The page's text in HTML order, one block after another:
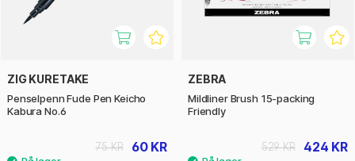
ZIG KURETAKE
Penselpenn Fude Pen Keicho
Kabura No.6
60 KR
75 KR
ZEBRA
Mildliner Brush 15-packing
Friendly
424 KR
529 KR